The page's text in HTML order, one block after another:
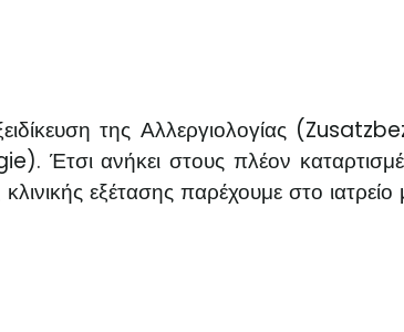
της Αλλεργιολογίας
Έτσι ανήκει στους πλέον
εξέτασης παρέχουμε στο ιατρείο